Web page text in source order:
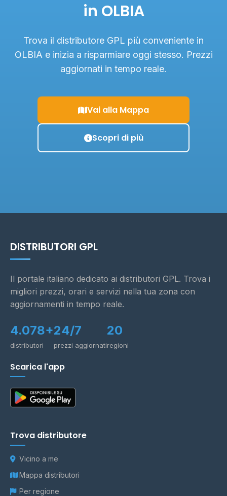
in OLBIA
Trova il distributore GPL più conveniente in
OLBIA e inizia a risparmiare oggi stesso. Prezzi
aggiornati in tempo reale.
Vai alla Mappa
Scopri di più
DISTRIBUTORI GPL
Il portale italiano dedicato ai distributori GPL. Trova i
migliori prezzi, orari e servizi nella tua zona con
aggiornamenti in tempo reale.
4.078+
distributori
24/7
prezzi aggiornati
20
regioni
Scarica l'app
Trova distributore
Vicino a me
Mappa distributori
Per regione